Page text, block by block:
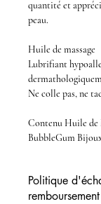
quantité et
peau.
Huile de massage
Lubrifiant
Ne colle pas, ne
Contenu Huile de
BubbleGum
Politique
remboursement